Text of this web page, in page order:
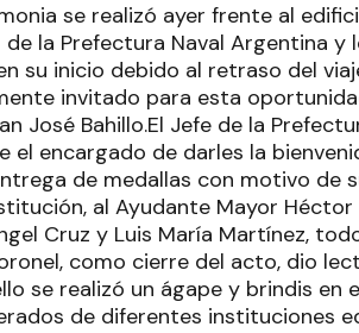
se realizó ayer frente al
la Prefectura Naval Argentina y
su inicio debido al retraso del
invitado para esta
José Bahillo.El Jefe de la
el encargado de darles la
de medallas con motivo de
al Ayudante Mayor
Cruz y Luis María Martínez,
como cierre del acto, dio
se realizó un ágape y brindis
de diferentes instituciones